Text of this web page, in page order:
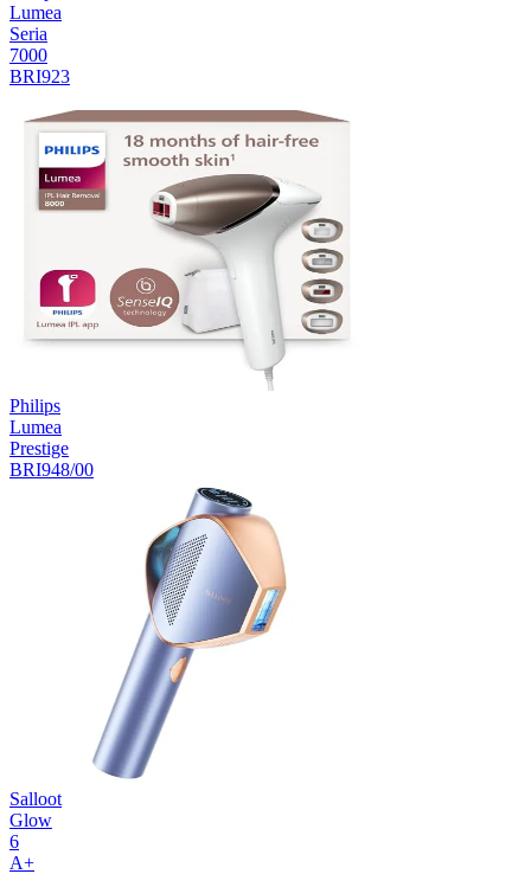
Lumea
Seria
7000
BRI923
Philips
Lumea
Prestige
BRI948/00
Salloot
Glow
6
A+